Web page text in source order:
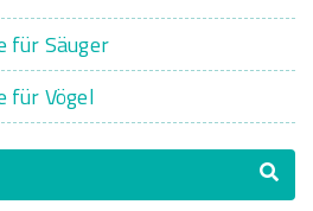
für Säuger
für Vögel